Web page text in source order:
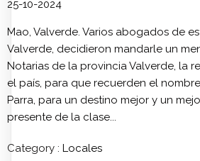
25-10-2024
Mao, Valverde. Varios abogados de
Valverde, decidieron mandarle un
Notarias de la provincia Valverde, la
el país, para que recuerden el
Parra, para un destino mejor y un
presente de la clase...
Category : Locales